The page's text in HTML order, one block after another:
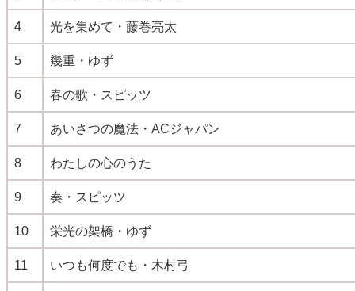
4 光を集めて・藤巻亮太
5 幾重・ゆず
6 春の歌・スピッツ
7 あいさつの魔法・ACジャパン
8 わたしの心のうた
9 奏・スピッツ
10 栄光の架橋・ゆず
11 いつも何度でも・木村弓